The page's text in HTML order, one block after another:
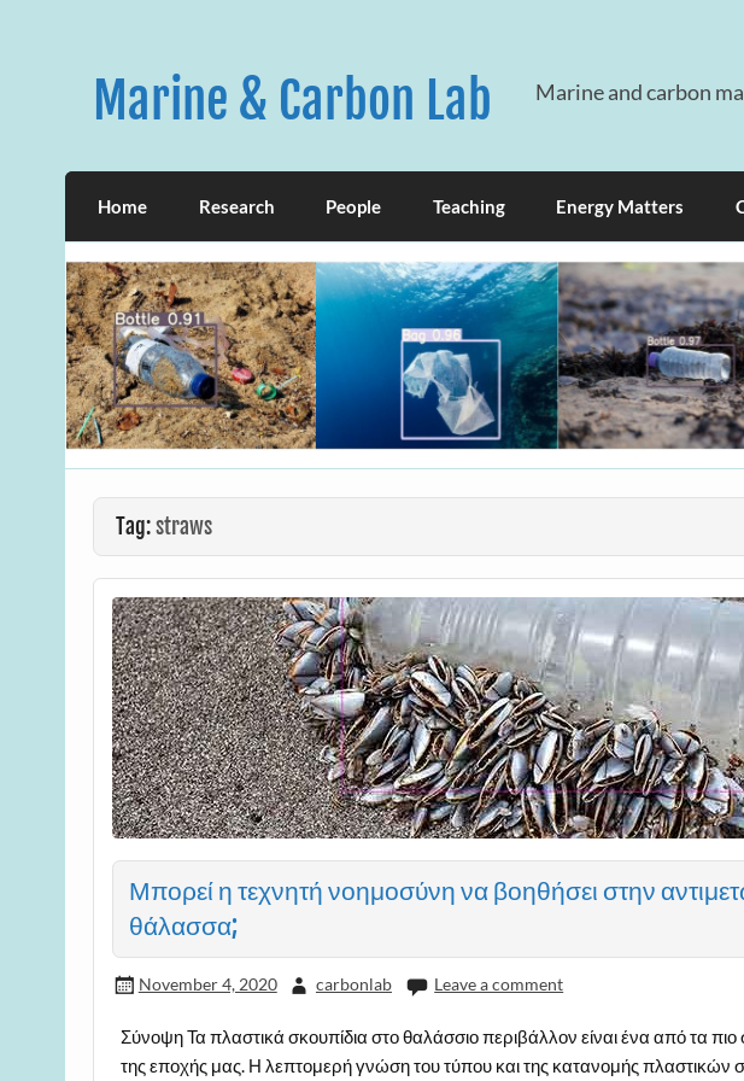
Marine & Carbon Lab Marine and carbon
Home Research People Teaching Energy Matters
Tag:straws
Μπορεί η τεχνητή νοημοσύνη να βοηθήσει στην
θάλασσα;
November 4, 2020 carbonlab Leave a comment
Σύνοψη Τα πλαστικά σκουπίδια στο θαλάσσιο περιβάλλον είναι ένα από τα
της εποχής μας. Η λεπτομερή γνώση του τύπου και της κατανομής πλαστικών